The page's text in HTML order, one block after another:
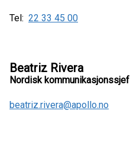
Tel: 22 33 45 00
Beatriz Rivera
Nordisk kommunikasjonssjef
beatriz.rivera@apollo.no